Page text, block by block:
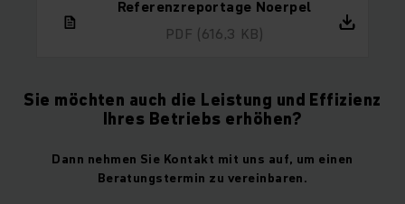
Referenzreportage Noerpel
PDF (616,3 KB)
Sie möchten auch die Leistung und Effizienz
Ihres Betriebs erhöhen?
Dann nehmen Sie Kontakt mit uns auf, um einen
Beratungstermin zu vereinbaren.